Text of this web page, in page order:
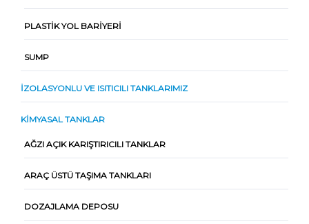
PLASTIK YOL BARIYERI
SUMP
İZOLASYONLU VE ISITICILI TANKLARIMIZ
KIMYASAL TANKLAR
AĞZI AÇIK KARIŞTIRICILI TANKLAR
ARAÇ ÜSTÜ TAŞIMA TANKLARI
DOZAJLAMA DEPOSU